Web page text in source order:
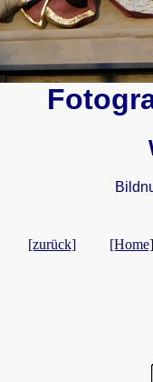
[zurück] [Home]